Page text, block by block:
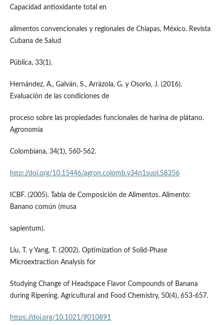
Capacidad antioxidante total en
alimentos convencionales y regionales de Chiapas, México. Revista
Cubana de Salud
Pública, 33(1).
Hernández, A., Galván, S., Arrázola, G. y Osorio, J. (2016).
Evaluación de las condiciones de
proceso sobre las propiedades funcionales de harina de plátano.
Agronomía
Colombiana, 34(1), 560-562.
http://doi.org/10.15446/agron.colomb.v34n1supl.58356
ICBF. (2005). Tabla de Composición de Alimentos. Alimento:
Banano común (musa
sapientum).
Liu, T. y Yang, T. (2002). Optimization of Solid-Phase
Microextraction Analysis for
Studying Change of Headspace Flavor Compounds of Banana
during Ripening. Agricultural and Food Chemistry, 50(4), 653-657.
https://doi.org/10.1021/jf010891